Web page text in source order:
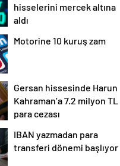
hisselerini mercek altına
aldı
Motorine 10 kuruş zam
Gersan hissesinde Harun
Kahraman’a 7.2 milyon TL
para cezası
IBAN yazmadan para
transferi dönemi başlıyor